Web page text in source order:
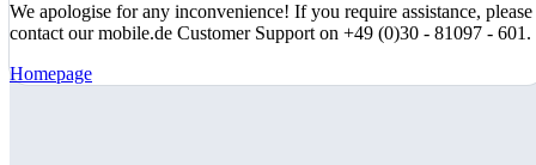
We apologise for any inconvenience! If you require assistance, please
contact our mobile.de Customer Support on +49 (0)30 - 81097 - 601.
Homepage